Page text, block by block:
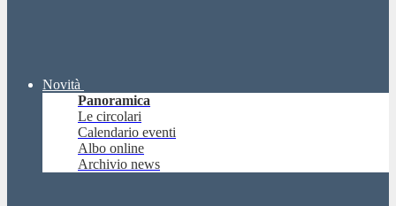
Novità
Panoramica
Le circolari
Calendario eventi
Albo online
Archivio news